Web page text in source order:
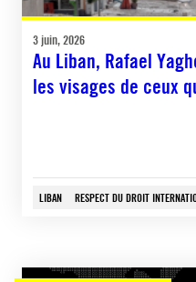
3 juin, 2026
Au Liban, Rafael
les visages de ceux
LIBAN RESPECT DU DROIT